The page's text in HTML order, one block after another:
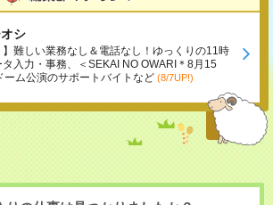
シ
】難しい業務なし＆電話なし！ゆっくりの11時
タ入力・事務、＜SEKAI NO OWARI＊8月15
ーム公演のサポートバイトなど (8/7UP!)